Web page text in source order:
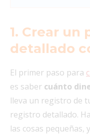
1. Crear un
detallado
El primer paso para
es saber cuánto
lleva un registro de
registro detallado.
las cosas pequeñas,